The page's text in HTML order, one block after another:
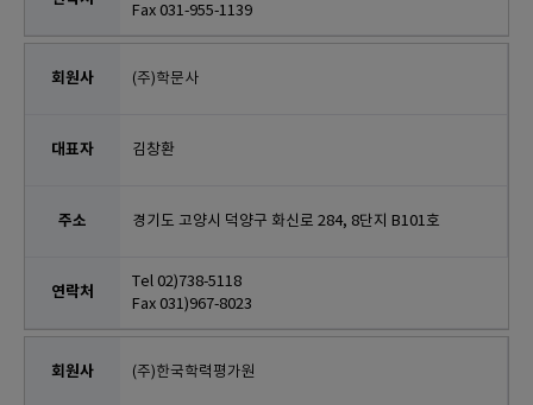
Fax 031-955-1139
(주)학문사
김창환
경기도 고양시 덕양구 화신로 284, 8단지 B101호
Tel 02)738-5118
Fax 031)967-8023
(주)한국학력평가원